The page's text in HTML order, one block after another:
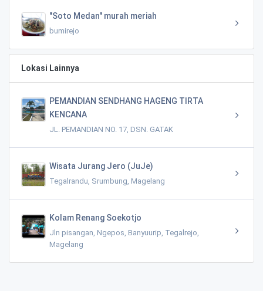
"Soto Medan" murah meriah
bumirejo
Lokasi Lainnya
PEMANDIAN SENDHANG HAGENG TIRTA
KENCANA
JL. PEMANDIAN NO. 17, DSN. GATAK
Wisata Jurang Jero (JuJe)
Tegalrandu, Srumbung, Magelang
Kolam Renang Soekotjo
Jln pisangan, Ngepos, Banyuurip, Tegalrejo,
Magelang